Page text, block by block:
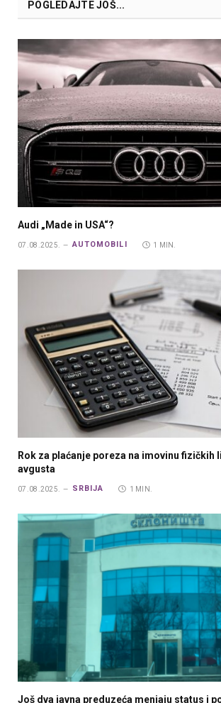
POGLEDAJTE JOŠ...
Audi „Made in USA“?
07.08.2025. AUTOMOBILI 1 MIN.
Rok za plaćanje poreza na imovinu fizičkih
avgusta
07.08.2025. SRBIJA 1 MIN.
Još dva javna preduzeća menjaju status i